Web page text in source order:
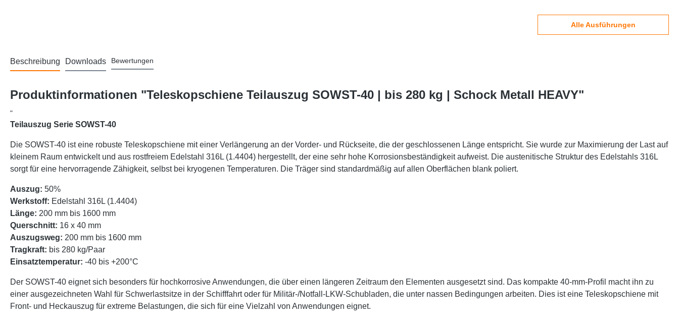
Alle Ausführungen
Beschreibung Downloads Bewertungen
Produktinformationen "Teleskopschiene Teilauszug SOWST-40 | bis 280 kg | Schock Metall HEAVY"
"
Teilauszug Serie SOWST-40
Die SOWST-40 ist eine robuste Teleskopschiene mit einer Verlängerung an der Vorder- und Rückseite, die der geschlossenen Länge entspricht. Sie wurde zur Maximierung der Last auf
kleinem Raum entwickelt und aus rostfreiem Edelstahl 316L (1.4404) hergestellt, der eine sehr hohe Korrosionsbeständigkeit aufweist. Die austenitische Struktur des Edelstahls 316L
sorgt für eine hervorragende Zähigkeit, selbst bei kryogenen Temperaturen. Die Träger sind standardmäßig auf allen Oberflächen blank poliert.
Auszug: 50%
Werkstoff: Edelstahl 316L (1.4404)
Länge: 200 mm bis 1600 mm
Querschnitt: 16 x 40 mm
Auszugsweg: 200 mm bis 1600 mm
Tragkraft: bis 280 kg/Paar
Einsatztemperatur: -40 bis +200°C
Der SOWST-40 eignet sich besonders für hochkorrosive Anwendungen, die über einen längeren Zeitraum den Elementen ausgesetzt sind. Das kompakte 40-mm-Profil macht ihn zu
einer ausgezeichneten Wahl für Schwerlastsitze in der Schifffahrt oder für Militär-/Notfall-LKW-Schubladen, die unter nassen Bedingungen arbeiten. Dies ist eine Teleskopschiene mit
Front- und Heckauszug für extreme Belastungen, die sich für eine Vielzahl von Anwendungen eignet.